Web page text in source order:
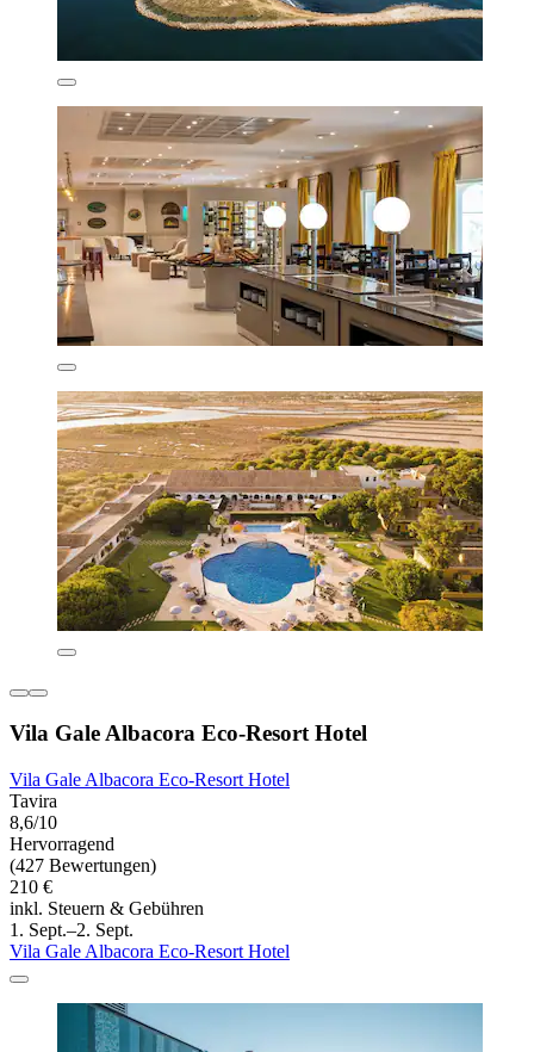
Vila Gale Albacora Eco-Resort Hotel
Vila Gale Albacora Eco-Resort Hotel
Tavira
8,6/10
Hervorragend
(427 Bewertungen)
210 €
inkl. Steuern & Gebühren
1. Sept.–2. Sept.
Vila Gale Albacora Eco-Resort Hotel